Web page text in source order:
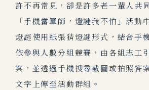
許不再常見，卻是許多老一輩人共
「手機當軍師，燈謎我不怕」活動
燈謎使用紙張猜燈謎形式，結合手
依參與人數分組競賽，由各組志工
案，並透過手機搜尋截圖或拍照答
文字上傳至活動群組。